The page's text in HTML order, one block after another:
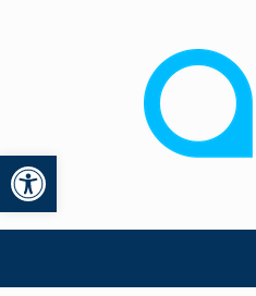
Otwórz pasek narzędzi